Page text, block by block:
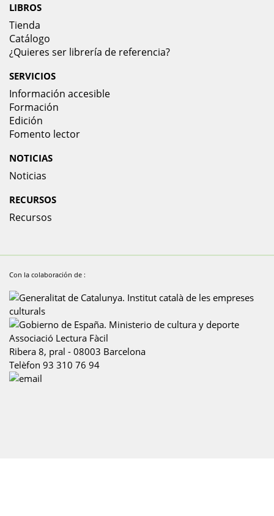
LIBROS
Tienda
Catálogo
¿Quieres ser librería de referencia?
SERVICIOS
Información accesible
Formación
Edición
Fomento lector
NOTICIAS
Noticias
RECURSOS
Recursos
Con la colaboración de :
Associació Lectura Fàcil
Ribera 8, pral - 08003 Barcelona
Telèfon 93 310 76 94